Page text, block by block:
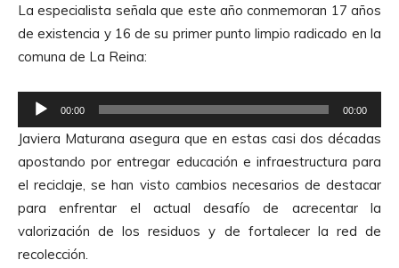
La especialista señala que este año conmemoran 17 años
de existencia y 16 de su primer punto limpio radicado en la
comuna de La Reina:
e
p
r
o
d
u
c
00:00 00:00
Javiera Maturana asegura que en estas casi dos décadas
apostando por entregar educación e infraestructura para
el reciclaje, se han visto cambios necesarios de destacar
para enfrentar el actual desafío de acrecentar la
valorización de los residuos y de fortalecer la red de
recolección.